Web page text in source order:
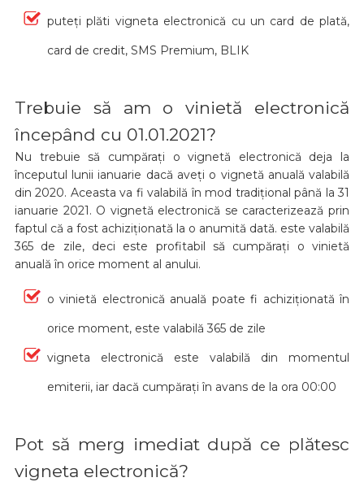
puteți plăti vigneta electronică cu un card de plată,
card de credit, SMS Premium, BLIK
Trebuie să am o vinietă electronică
începând cu 01.01.2021?
Nu trebuie să cumpărați o vignetă electronică deja la
începutul lunii ianuarie dacă aveți o vignetă anuală valabilă
din 2020. Aceasta va fi valabilă în mod tradițional până la 31
ianuarie 2021. O vignetă electronică se caracterizează prin
faptul că a fost achiziționată la o anumită dată. este valabilă
365 de zile, deci este profitabil să cumpărați o vinietă
anuală în orice moment al anului.
o vinietă electronică anuală poate fi achiziționată în
orice moment, este valabilă 365 de zile
vigneta electronică este valabilă din momentul
emiterii, iar dacă cumpărați în avans de la ora 00:00
Pot să merg imediat după ce plătesc
vigneta electronică?